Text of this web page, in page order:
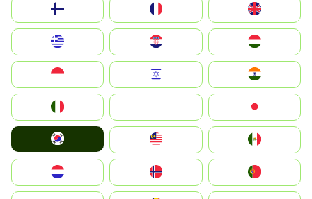
United Kingdom
Magyarország
South Korea